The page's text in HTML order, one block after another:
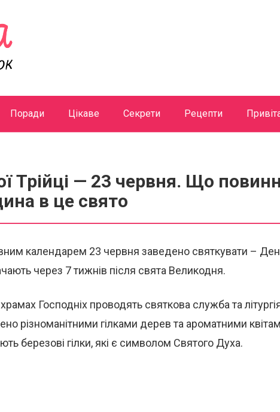
Поради Цікаве Секрети Рецепти
Трійці — 23 червня. Що
в це свято
календарем 23 червня заведено святкувати –
через 7 тижнів після свята Великодня.
Господніх проводять святкова служба та
різноманітними гілками дерев та ароматними
березові гілки, які є символом Святого Духа.